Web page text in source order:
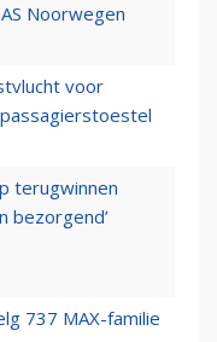
Noorwegen
voor
terugwinnen
bezorgend’
737 MAX-familie